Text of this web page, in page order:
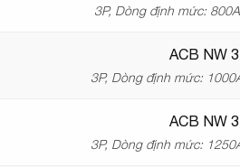
3P, Dòng định mức:
ACB NW
3P, Dòng định mức:
ACB NW
3P, Dòng định mức: